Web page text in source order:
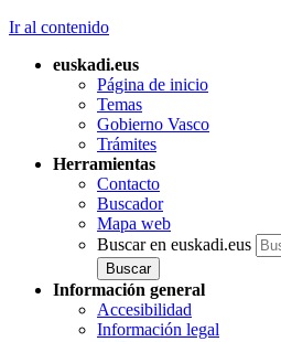
Ir al contenido
euskadi.eus
Página de inicio
Temas
Gobierno Vasco
Trámites
Herramientas
Contacto
Buscador
Mapa web
Buscar en euskadi.eus
Información general
Accesibilidad
Información legal